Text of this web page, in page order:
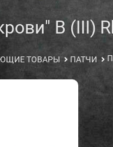
B (III)
ТОВАРЫ ПАТЧИ